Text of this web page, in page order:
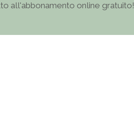
all'abbonamento online gratuito!